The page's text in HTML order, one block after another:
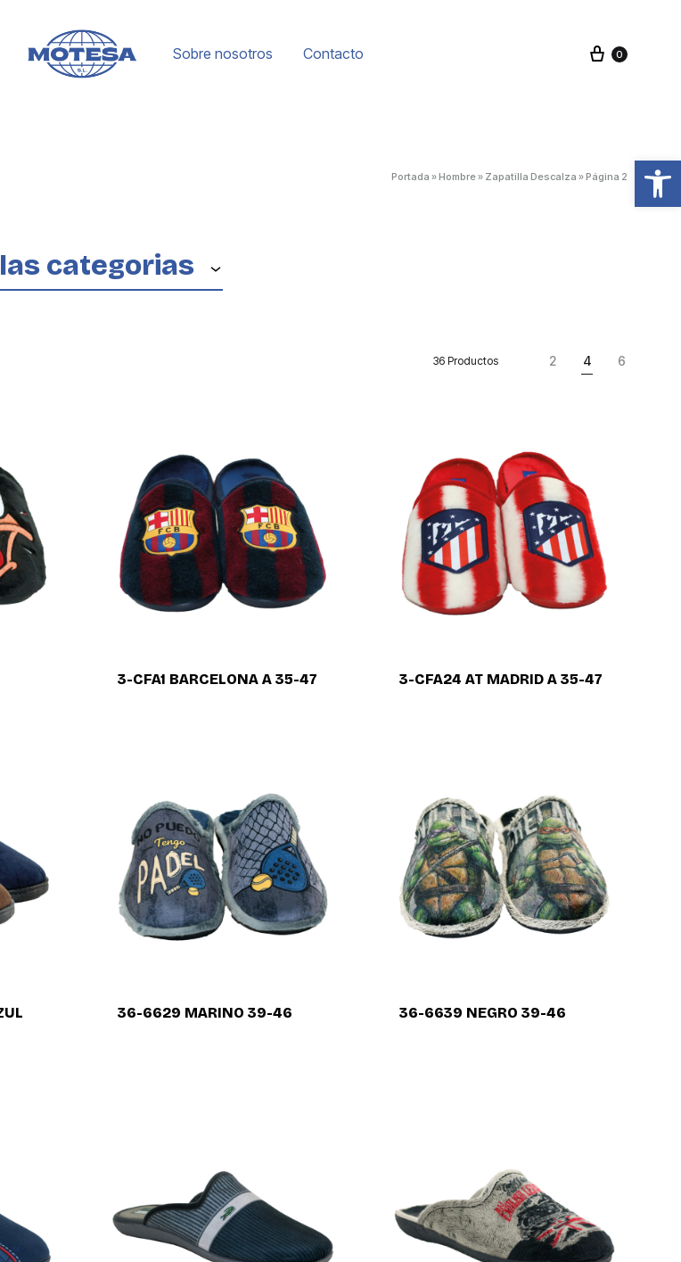
Abrir barra de herramientas
años
a
nivel
nacional.
Sobre nosotros Contacto Carrito
0
Portada » Hombre» Zapatilla Descalza » Página 2
categorias
2 4 6
36 Productos
3-CFA1 BARCELONA A 35-47 3-CFA24 AT MADRID A 35-47
36-6629 MARINO 39-46 36-6639 NEGRO 39-46